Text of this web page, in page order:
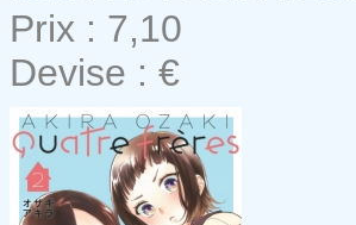
Prix : 7,10
Devise : €